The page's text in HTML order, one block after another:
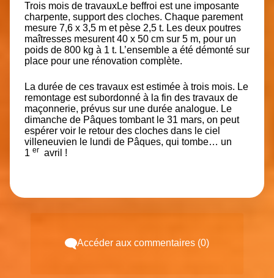
Trois mois de travauxLe beffroi est une imposante
charpente, support des cloches. Chaque parement
mesure 7,6 x 3,5 m et pèse 2,5 t. Les deux poutres
maîtresses mesurent 40 x 50 cm sur 5 m, pour un
poids de 800 kg à 1 t. L’ensemble a été démonté sur
place pour une rénovation complète.
La durée de ces travaux est estimée à trois mois. Le
remontage est subordonné à la fin des travaux de
maçonnerie, prévus sur une durée analogue. Le
dimanche de Pâques tombant le 31 mars, on peut
espérer voir le retour des cloches dans le ciel
villeneuvien le lundi de Pâques, qui tombe… un
1 er avril !
Accéder aux commentaires (0)